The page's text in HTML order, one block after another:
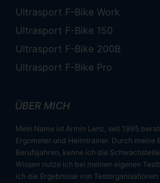
Ultrasport F-Bike Work
Ultrasport F-Bike 150
Ultrasport F-Bike 200B
Ultrasport F-Bike Pro
ÜBER MICH
Mein Name ist Armin Lenz, seit 1995
Ergometer und Heimtrainer. Durch meine
Berufsjahren, kenne ich die
Wissen nutze ich bei meinen eigenen
ich die Ergebnisse von